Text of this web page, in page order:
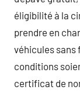
éligibilité à la
prendre en
véhicules sans
conditions
certificat de